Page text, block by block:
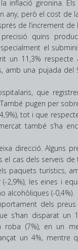
inflació gironina.
però el cost de
de l’increment de
quins
el
un 11,3% respecte
una pujada del
que
pugen per
tot i que
també s’ha
direcció. Alguns
el cas dels serveis
paquets turístics,
2,9%), les eines i
alcohòliques (-0,4%).
dels preus
s’han disparat un
(7%), en un
un 4%, mentre